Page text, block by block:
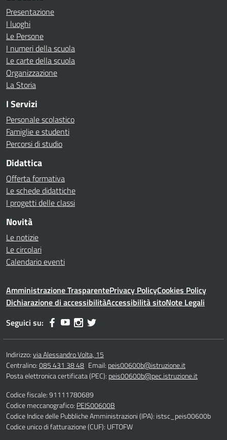
Presentazione
I luoghi
Le Persone
I numeri della scuola
Le carte della scuola
Organizzazione
La Storia
I Servizi
Personale scolastico
Famiglie e studenti
Percorsi di studio
Didattica
Offerta formativa
Le schede didattiche
I progetti delle classi
Novità
Le notizie
Le circolari
Calendario eventi
Amministrazione TrasparentePrivacy PolicyCookies Policy
Dichiarazione di accessibilitàAccessibilità sitoNote Legali
Seguici su:
Indirizzo:via Alessandro Volta, 15
Centralino:085 431 38 48 Email: peis00600b@istruzione.it
Posta elettronica certificata (PEC): peis00600b@pec.istruzione.it
Codice fiscale: 91111780689
Codice meccanografico: PEIS00600B
Codice Indice delle Pubbliche Amministrazioni (IPA): istsc_peis00600b
Codice unico di fatturazione (CUF): UFTOFW